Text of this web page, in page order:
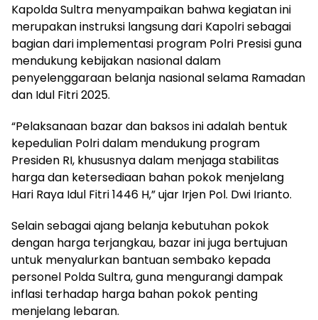
Kapolda Sultra menyampaikan bahwa kegiatan ini
merupakan instruksi langsung dari Kapolri sebagai
bagian dari implementasi program Polri Presisi guna
mendukung kebijakan nasional dalam
penyelenggaraan belanja nasional selama Ramadan
dan Idul Fitri 2025.
“Pelaksanaan bazar dan baksos ini adalah bentuk
kepedulian Polri dalam mendukung program
Presiden RI, khususnya dalam menjaga stabilitas
harga dan ketersediaan bahan pokok menjelang
Hari Raya Idul Fitri 1446 H,” ujar Irjen Pol. Dwi Irianto.
Selain sebagai ajang belanja kebutuhan pokok
dengan harga terjangkau, bazar ini juga bertujuan
untuk menyalurkan bantuan sembako kepada
personel Polda Sultra, guna mengurangi dampak
inflasi terhadap harga bahan pokok penting
menjelang lebaran.